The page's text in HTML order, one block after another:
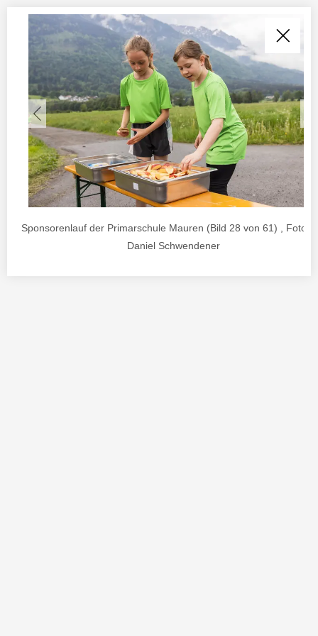
Sponsorenlauf der Primarschule Mauren (Bild 28 von 61) , Foto
Daniel Schwendener